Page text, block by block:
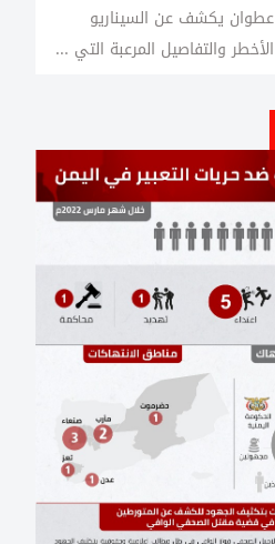
عطوان يكشف عن السيناريو
الأخطر والتفاصيل المرعبة التي ...